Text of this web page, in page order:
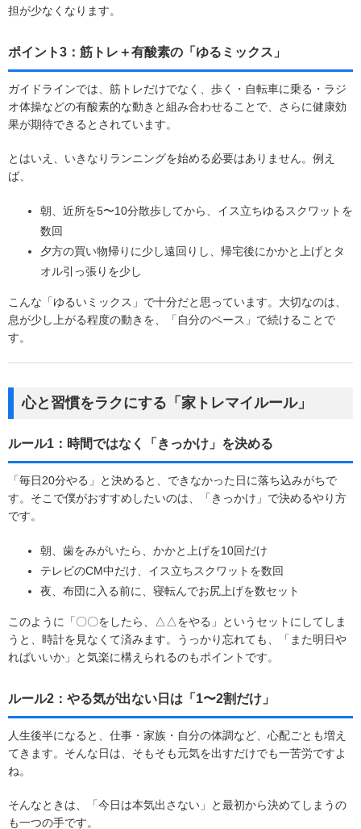
担が少なくなります。
ポイント3：筋トレ＋有酸素の「ゆるミックス」
ガイドラインでは、筋トレだけでなく、歩く・自転車に乗る・ラジ
オ体操などの有酸素的な動きと組み合わせることで、さらに健康効
果が期待できるとされています。
とはいえ、いきなりランニングを始める必要はありません。例え
ば、
朝、近所を5〜10分散歩してから、イス立ちゆるスクワットを
数回
夕方の買い物帰りに少し遠回りし、帰宅後にかかと上げとタ
オル引っ張りを少し
こんな「ゆるいミックス」で十分だと思っています。大切なのは、
息が少し上がる程度の動きを、「自分のペース」で続けることで
す。
心と習慣をラクにする「家トレマイルール」
ルール1：時間ではなく「きっかけ」を決める
「毎日20分やる」と決めると、できなかった日に落ち込みがちで
す。そこで僕がおすすめしたいのは、「きっかけ」で決めるやり方
です。
朝、歯をみがいたら、かかと上げを10回だけ
テレビのCM中だけ、イス立ちスクワットを数回
夜、布団に入る前に、寝転んでお尻上げを数セット
このように「〇〇をしたら、△△をやる」というセットにしてしま
うと、時計を見なくて済みます。うっかり忘れても、「また明日や
ればいいか」と気楽に構えられるのもポイントです。
ルール2：やる気が出ない日は「1〜2割だけ」
人生後半になると、仕事・家族・自分の体調など、心配ごとも増え
てきます。そんな日は、そもそも元気を出すだけでも一苦労ですよ
ね。
そんなときは、「今日は本気出さない」と最初から決めてしまうの
も一つの手です。